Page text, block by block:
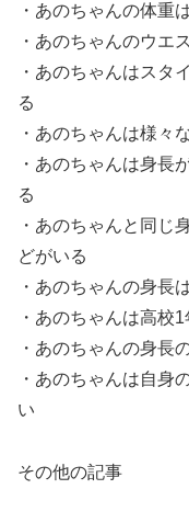
・あのちゃんの体重
・あのちゃんのウエ
・あのちゃんはスタ
る
・あのちゃんは様々
・あのちゃんは身長
る
・あのちゃんと同じ
どがいる
・あのちゃんの身長
・あのちゃんは高校
・あのちゃんの身長
・あのちゃんは自身
い
その他の記事